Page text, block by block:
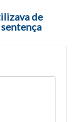
de